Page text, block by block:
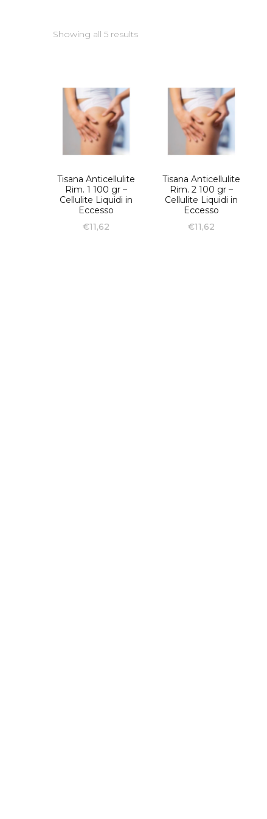
Showing all 5 results
Tisana Anticellulite
Rim. 1 100 gr –
Cellulite Liquidi in
Eccesso
€11,62
Tisana Anticellulite
Rim. 2 100 gr –
Cellulite Liquidi in
Eccesso
€11,62